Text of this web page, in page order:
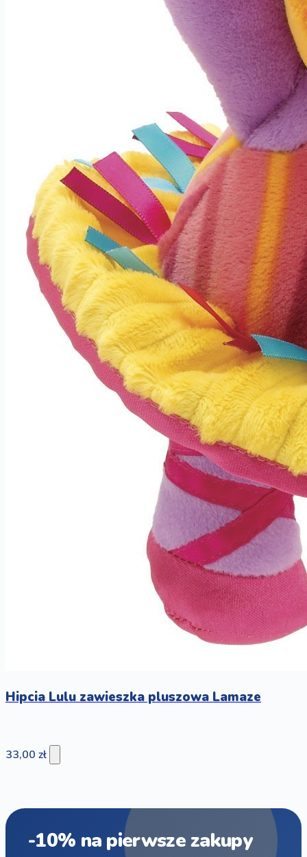
Hipcia Lulu zawieszka pluszowa Lamaze
33,00 zł
-10% na pierwsze zakupy